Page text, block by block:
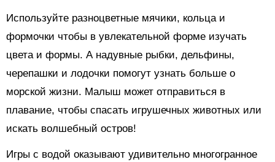
Используйте разноцветные мячики, кольца и
формочки чтобы в увлекательной форме изучать
цвета и формы. А надувные рыбки, дельфины,
черепашки и лодочки помогут узнать больше о
морской жизни. Малыш может отправиться в
плавание, чтобы спасать игрушечных животных или
искать волшебный остров!
Игры с водой оказывают удивительно многогранное